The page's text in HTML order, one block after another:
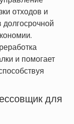
отходов и
и помогает
для